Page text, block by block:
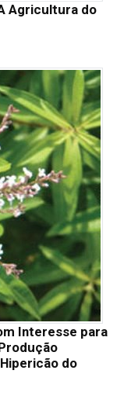
Agricultura do
Interesse para
do